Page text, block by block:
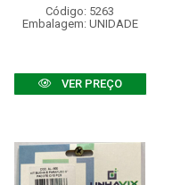
Código: 5263
Embalagem: UNIDADE
VER PREÇO